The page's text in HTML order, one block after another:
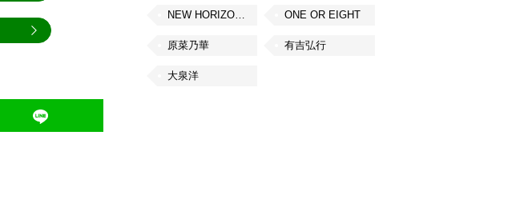
NEW HORIZON FEST ONE OR EIGHT
原菜乃華 有吉弘行
大泉洋